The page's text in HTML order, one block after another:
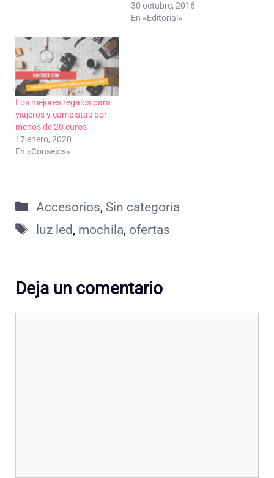
30 octubre, 2016
En «Editorial»
Los mejores regalos para
viajeros y campistas por
menos de 20 euros
17 enero, 2020
En «Consejos»
Categorías
Accesorios, Sin categoría
Etiquetas
luz led, mochila, ofertas
Deja un comentario